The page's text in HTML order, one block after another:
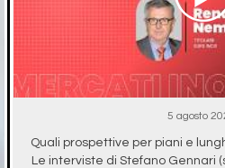
5 agosto
Quali prospettive per piani e
Le interviste di Stefano Gennari